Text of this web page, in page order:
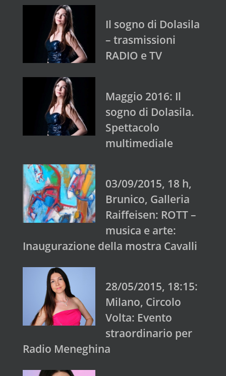
Il sogno di Dolasila
– trasmissioni
RADIO e TV
Maggio 2016: Il
sogno di Dolasila.
Spettacolo
multimediale
03/09/2015, 18 h,
Brunico, Galleria
Raiffeisen: ROTT –
musica e arte:
Inaugurazione della mostra Cavalli
28/05/2015, 18:15:
Milano, Circolo
Volta: Evento
straordinario per
Radio Meneghina